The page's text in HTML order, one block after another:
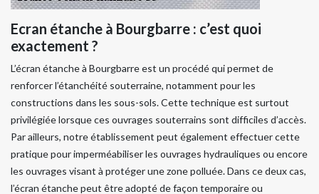
Ecran étanche à Bourgbarre : c’est quoi
exactement ?
L’écran étanche à Bourgbarre est un procédé qui permet de
renforcer l’étanchéité souterraine, notamment pour les
constructions dans les sous-sols. Cette technique est surtout
privilégiée lorsque ces ouvrages souterrains sont difficiles d’accès.
Par ailleurs, notre établissement peut également effectuer cette
pratique pour imperméabiliser les ouvrages hydrauliques ou encore
les ouvrages visant à protéger une zone polluée. Dans ce deux cas,
l’écran étanche peut être adopté de façon temporaire ou